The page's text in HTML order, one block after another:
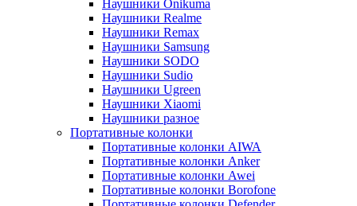
Наушники Onikuma
Наушники Realme
Наушники Remax
Наушники Samsung
Наушники SODO
Наушники Sudio
Наушники Ugreen
Наушники Xiaomi
Наушники разное
Портативные колонки
Портативные колонки AIWA
Портативные колонки Anker
Портативные колонки Awei
Портативные колонки Borofone